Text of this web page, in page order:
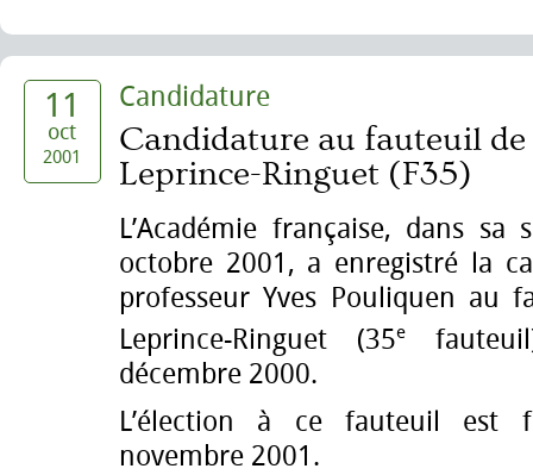
11
oct
2001
Candidature
Candidature au fauteuil
Leprince-Ringuet (F35)
L’Académie française, dans
octobre 2001, a enregistré la
professeur Yves Pouliquen au
Leprince-Ringuet (35e
décembre 2000.
L’élection à ce fauteuil est
novembre 2001.